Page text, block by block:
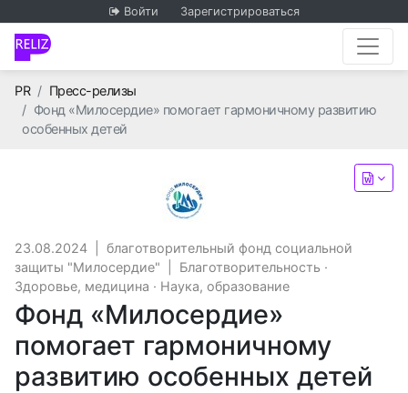
Войти Зарегистрироваться
PRГлавная
Пресс-релизы
Фонд «Милосердие» помогает гармоничному развитию
особенных детей
благотворительный фонд
23.08.2024
благотворительный фонд социальной
защиты "Милосердие"
Благотворительность ·
Здоровье, медицина · Наука, образование
Фонд «Милосердие»
помогает гармоничному
развитию особенных детей